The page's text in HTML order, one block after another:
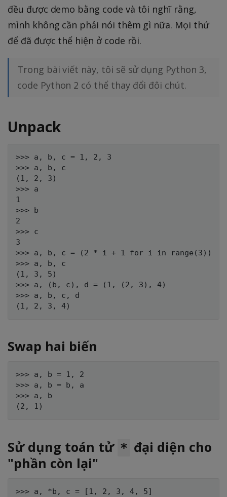
đều được demo bằng code và tôi nghĩ rằng,
mình không cần phải nói thêm gì nữa. Mọi thứ
để đã được thể hiện ở code rồi.
Trong bài viết này, tôi sẽ sử dụng Python 3,
code Python 2 có thể thay đổi đôi chút.
Unpack
>>> a, b, c = 1, 2, 3
>>> a, b, c
(1, 2, 3)
>>> a
1
>>> b
2
>>> c
3
>>> a, b, c = (2 * i + 1 for i in range(3))
>>> a, b, c
(1, 3, 5)
>>> a, (b, c), d = (1, (2, 3), 4)
>>> a, b, c, d
Swap hai biến
>>> a, b = 1, 2
>>> a, b = b, a
>>> a, b
Sử dụng toán tử * đại diện cho
"phần còn lại"
>>> a, *b, c = [1, 2, 3, 4, 5]